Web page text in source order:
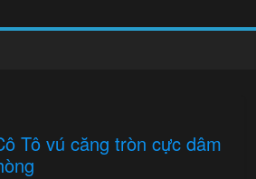
Tô vú căng tròn cực dâm